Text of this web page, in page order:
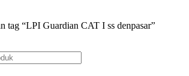
tag “LPI Guardian CAT I ss denpasar”